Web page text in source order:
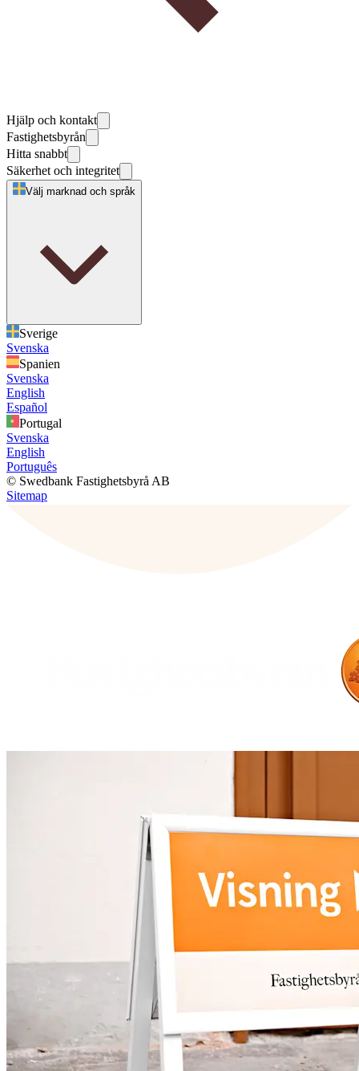
Hjälp och kontakt
Fastighetsbyrån
Hitta snabbt
Säkerhet och integritet
Välj marknad och språk
Sverige
Svenska
Spanien
Svenska
English
Español
Portugal
Svenska
English
Português
© Swedbank Fastighetsbyrå AB
Sitemap